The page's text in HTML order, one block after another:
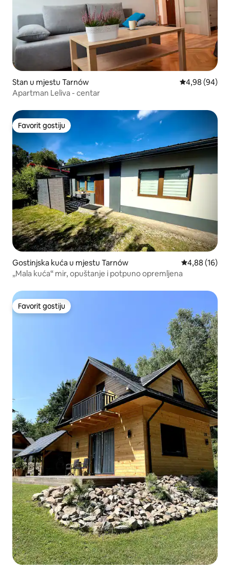
Stan u mjestu Tarnów prosječna
4,98 (94)
Apartman Leliva - centar
Favorit gostiju
Favorit gostiju
Gostinjska kuća u mjestu Tarnów prosječna
4,88 (16)
„Mala kuća“ mir, opuštanje i potpuno opremljena
Favorit gostiju
Favorit gostiju